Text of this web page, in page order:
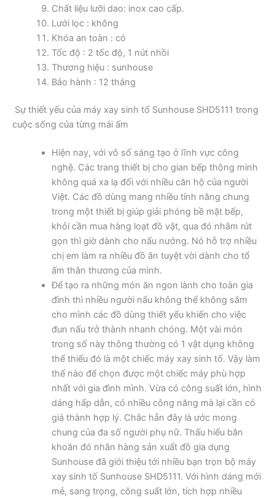
Chất liệu lưỡi dao: inox cao cấp.
Lưới lọc : không
Khóa an toàn : có
Tốc độ : 2 tốc độ, 1 nút nhồi
Thương hiệu : sunhouse
Bảo hành : 12 tháng
Sự thiết yếu của máy xay sinh tố Sunhouse SHD5111 trong
cuộc sống của từng mái ấm
Hiện nay, với vô số sáng tạo ở lĩnh vực công
nghệ. Các trang thiết bị cho gian bếp thông minh
không quá xa lạ đối với nhiều căn hộ của người
Việt. Các đồ dùng mang nhiều tính năng chung
trong một thiết bị giúp giải phóng bề mặt bếp,
khỏi cần mua hàng loạt đồ vật, qua đó nhằm rút
gọn thì giờ dành cho nấu nướng. Nó hỗ trợ nhiều
chị em làm ra nhiều đồ ăn tuyệt vời dành cho tổ
ấm thân thương của mình.
Để tạo ra những món ăn ngon lành cho toàn gia
đình thì nhiều người nấu không thể không sắm
cho mình các đồ dùng thiết yếu khiến cho việc
đun nấu trở thành nhanh chóng. Một vài món
trong số này thông thường có 1 vật dụng không
thể thiếu đó là một chiếc máy xay sinh tố. Vậy làm
thế nào để chọn được một chiếc máy phù hợp
nhất với gia đình mình. Vừa có công suất lớn, hình
dáng hấp dẫn, có nhiều công năng mà lại cần có
giá thành hợp lý. Chắc hẳn đây là ước mong
chung của đa số người phụ nữ. Thấu hiểu băn
khoăn đó nhãn hàng sản xuất đồ gia dụng
Sunhouse đã giới thiệu tới nhiều bạn trọn bộ máy
xay sinh tố Sunhouse SHD5111. Với hình dáng mới
mẻ, sang trọng, công suất lớn, tích hợp nhiều